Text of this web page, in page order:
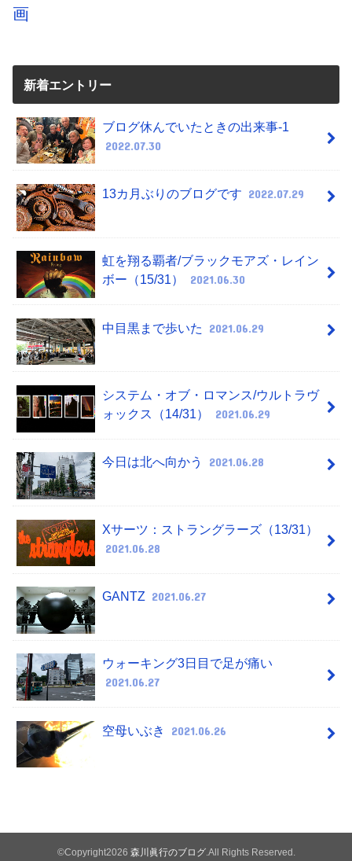
画
新着エントリー
ブログ休んでいたときの出来事-1
2022.07.30
13カ月ぶりのブログです 2022.07.29
虹を翔る覇者/ブラックモアズ・レイン
ボー（15/31）
2021.06.30
中目黒まで歩いた 2021.06.29
システム・オブ・ロマンス/ウルトラヴ
ォックス（14/31）
2021.06.29
今日は北へ向かう 2021.06.28
Xサーツ：ストラングラーズ（13/31）
2021.06.28
GANTZ 2021.06.27
ウォーキング3日目で足が痛い
2021.06.27
空母いぶき 2021.06.26
©Copyright2026 森川眞行のブログ.All Rights Reserved.